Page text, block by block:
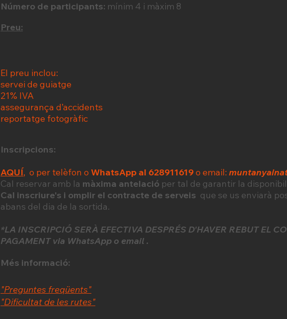
Número de participants: mínim 4 i màxim 8
Preu:
El preu inclou:
servei de guiatge
21% IVA
assegurança d’accidents
reportatge fotogràfic
Inscripcions:
AQUÍ, o per telèfon o WhatsApp al 628911619o email:
Cal reservar amb la màxima antelació per tal de garantir la
Cal inscriure's i omplir el contracte de serveis que se us enviarà
abans del dia de la sortida.
*LA INSCRIPCIÓ SERÀ EFECTIVA DESPRÉS D'HAVER REBUT EL
PAGAMENT via WhatsApp o email .
Més informació:
"Preguntes freqüents"
"Dificultat de les rutes"